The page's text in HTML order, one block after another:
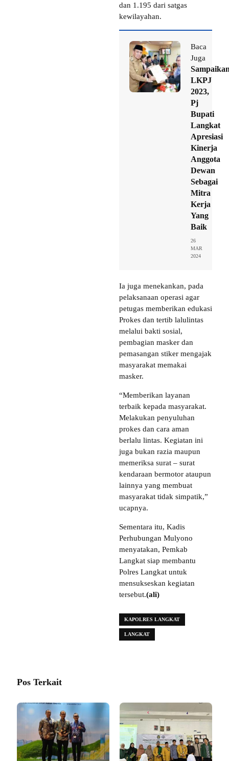
dan 1.195 dari satgas
kewilayahan.
Baca
Juga
LKPJ
2023,
Pj
Bupati
Langkat
Apresiasi
Kinerja
Anggota
Dewan
Sebagai
Mitra
Kerja
Yang
Baik
26
MAR
2024
Ia juga menekankan, pada
pelaksanaan operasi agar
petugas memberikan edukasi
Prokes dan tertib lalulintas
melalui bakti sosial,
pembagian masker dan
pemasangan stiker mengajak
masyarakat memakai
masker.
“Memberikan layanan
terbaik kepada masyarakat.
Melakukan penyuluhan
prokes dan cara aman
berlalu lintas. Kegiatan ini
juga bukan razia maupun
memeriksa surat – surat
kendaraan bermotor ataupun
lainnya yang membuat
masyarakat tidak simpatik,”
ucapnya.
Sementara itu, Kadis
Perhubungan Mulyono
menyatakan, Pemkab
Langkat siap membantu
Polres Langkat untuk
mensukseskan kegiatan
tersebut.(ali)
KAPOLRES LANGKAT
LANGKAT
Pos Terkait